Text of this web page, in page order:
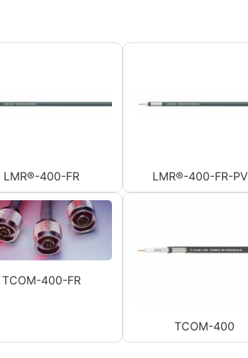
LMR®-400-FR LMR®-400-FR-
TCOM-400-FR
TCOM-400